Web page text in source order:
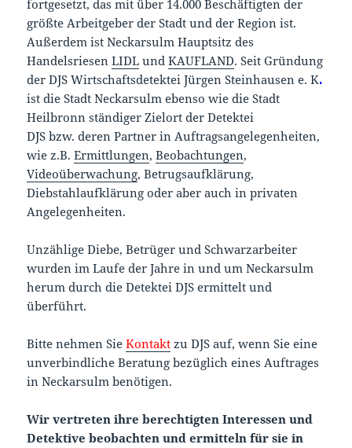
fortgesetzt, das mit über 14.000 Beschäftigten der
größte Arbeitgeber der Stadt und der Region ist.
Außerdem ist Neckarsulm Hauptsitz des
HandelsriesenLIDL undKAUFLAND. Seit Gründung
der DJS Wirtschaftsdetektei Jürgen Steinhausen e. K.
ist die Stadt Neckarsulm ebenso wie die Stadt
Heilbronn ständiger Zielort der Detektei
DJS bzw. deren Partner in Auftragsangelegenheiten,
wie z.B.Ermittlungen,Beobachtungen,
Videoüberwachung, Betrugsaufklärung,
Diebstahlaufklärung oder aber auch in privaten
Angelegenheiten.
Unzählige Diebe, Betrüger und Schwarzarbeiter
wurden im Laufe der Jahre in und um Neckarsulm
herum durch die Detektei DJS ermittelt und
überführt.
Bitte nehmen SieKontakt zu DJS auf, wenn Sie eine
unverbindliche Beratung bezüglich eines Auftrages
in Neckarsulm benötigen.
Wir vertreten ihre berechtigten Interessen und
Detektive beobachten und ermitteln für sie in